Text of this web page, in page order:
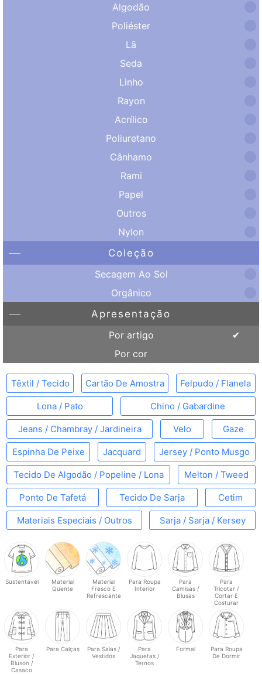
Algodão
Poliéster
Lã
Seda
Linho
Rayon
Acrílico
Poliuretano
Cânhamo
Rami
Papel
Outros
Nylon
Coleção
Secagem Ao Sol
Orgânico
Apresentação
Por artigo
Por cor
Têxtil / Tecido Cartão De Amostra Felpudo / Flanela
Lona / Pato Chino / Gabardine
Jeans / Chambray / Jardineira Velo Gaze
Espinha De Peixe Jacquard Jersey / Ponto Musgo
Tecido De Algodão / Popeline / Lona Melton / Tweed
Ponto De Tafetá Tecido De Sarja Cetim
Materiais Especiais / Outros Sarja / Sarja / Kersey
Sustentável
Material
Quente
Material
Fresco E
Refrescante
Para Roupa
Interior
Para
Camisas /
Blusas
Para
Tricotar /
Cortar E
Costurar
Para
Exterior /
Bluson /
Casaco
Para Calças
Para Saias /
Vestidos
Para
Jaquetas /
Ternos
Formal
Para Roupa
De Dormir